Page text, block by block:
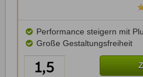
Performance steigern mit
Große Gestaltungsfreiheit